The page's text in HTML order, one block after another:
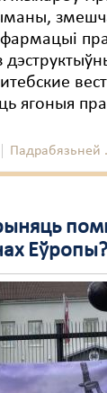
ягоныя
Падрабязьней
Еўропы?